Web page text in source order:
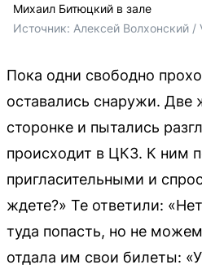
Михаил Битюцкий в зале
Источник: Алексей Волхонский /
Пока одни свободно
оставались снаружи.
сторонке и пытались
происходит в ЦКЗ. К ним
пригласительными и
ждете?» Те ответили:
туда попасть, но не
отдала им свои билеты: